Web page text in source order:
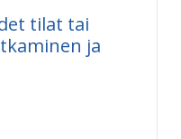
tilat tai
ja